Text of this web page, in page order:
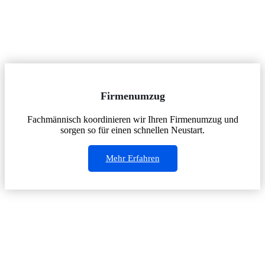
Firmenumzug
Fachmännisch koordinieren wir Ihren Firmenumzug und
sorgen so für einen schnellen Neustart.
Mehr Erfahren